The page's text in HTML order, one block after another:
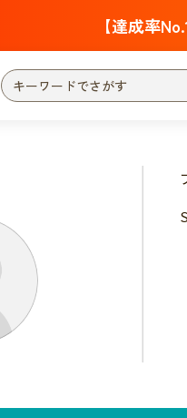
【達成率
目 支援金額が多
協力
災害
海道・東北
新潟